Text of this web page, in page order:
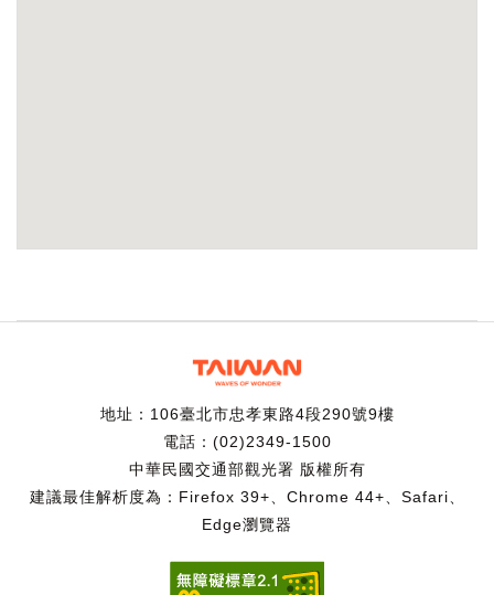
地址：106臺北市忠孝東路4段290號9樓
電話：(02)2349-1500
中華民國交通部觀光署 版權所有
建議最佳解析度為：Firefox 39+、Chrome 44+、Safari、
Edge瀏覽器